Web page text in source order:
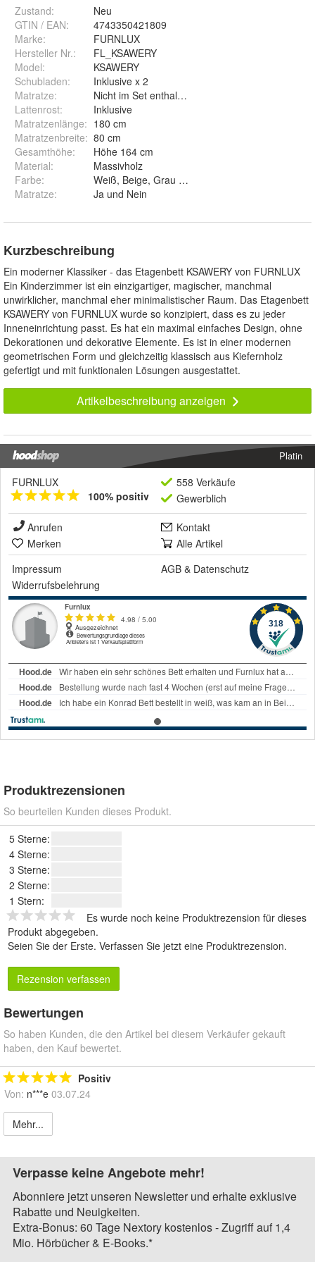
Zustand:
Neu
GTIN / EAN:
4743350421809
Marke:
FURNLUX
Hersteller Nr.:
FL_KSAWERY
Model:
KSAWERY
Schubladen:
Inklusive x 2
Matratze:
Nicht im Set enthalten
Lattenrost:
Inklusive
Matratzenlänge: 180 cm
Matratzenbreite: 80 cm
Gesamthöhe:
Höhe 164 cm
Material:
Massivholz
Farbe:
Matratze: Ja und Nein
Kurzbeschreibung
Ein moderner Klassiker - das Etagenbett KSAWERY von FURNLUX
Ein Kinderzimmer ist ein einzigartiger, magischer, manchmal
unwirklicher, manchmal eher minimalistischer Raum. Das Etagenbett
KSAWERY von FURNLUX wurde so konzipiert, dass es zu jeder
Inneneinrichtung passt. Es hat ein maximal einfaches Design, ohne
Dekorationen und dekorative Elemente. Es ist in einer modernen
geometrischen Form und gleichzeitig klassisch aus Kiefernholz
gefertigt und mit funktionalen Lösungen ausgestattet.
Artikelbeschreibung anzeigen
Platin
FURNLUX
100% positiv
558 Verkäufe
Gewerblich
Anrufen
Kontakt
Merken
Alle Artikel
Impressum
AGB & Datenschutz
Widerrufsbelehrung
Produktrezensionen
So beurteilen Kunden dieses Produkt.
5 Sterne:
4 Sterne:
3 Sterne:
2 Sterne:
1 Stern:
Es wurde noch keine Produktrezension für dieses
Produkt abgegeben.
Seien Sie der Erste. Verfassen Sie jetzt eine Produktrezension.
Rezension verfassen
Bewertungen
So haben Kunden, die den Artikel bei diesem Verkäufer gekauft
haben, den Kauf bewertet.
Positiv
Von: n***e 03.07.24
Mehr...
Verpasse keine Angebote mehr!
Abonniere jetzt unseren Newsletter und erhalte exklusive
Rabatte und Neuigkeiten.
Extra-Bonus: 60 Tage Nextory kostenlos - Zugriff auf 1,4
Mio. Hörbücher & E-Books.*